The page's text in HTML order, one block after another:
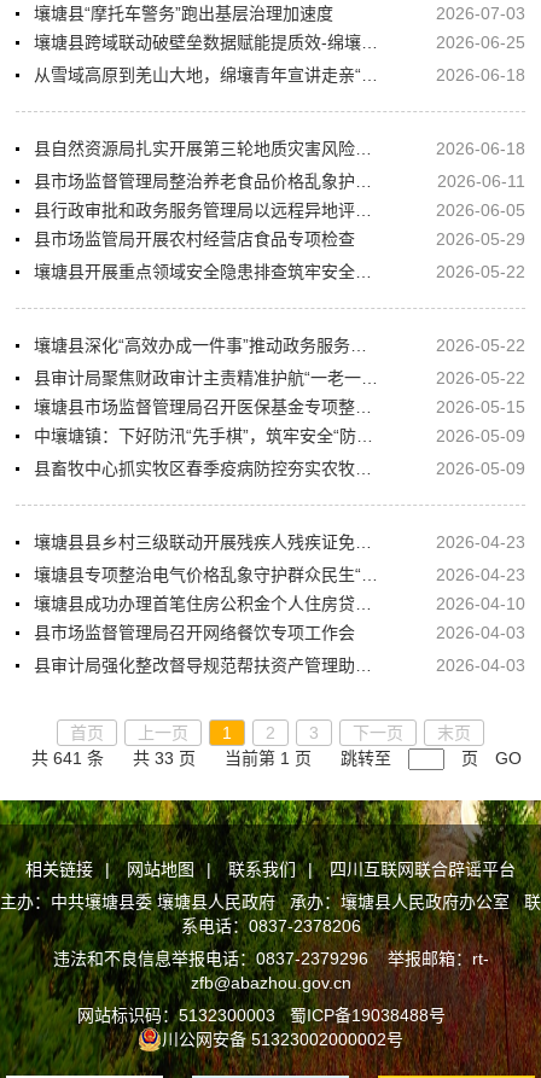
壤塘县“摩托车警务”跑出基层治理加速度
2026-07-03
2026-06-25
2026-06-18
2026-06-18
2026-06-11
2026-06-05
县市场监管局开展农村经营店食品专项检查
2026-05-29
2026-05-22
2026-05-22
2026-05-22
2026-05-15
2026-05-09
2026-05-09
2026-04-23
2026-04-23
2026-04-10
县市场监督管理局召开网络餐饮专项工作会
2026-04-03
2026-04-03
首页 上一页 1 2 3 下一页
末页
共 641 条
共 33 页 当前第 1 页 跳转至 页 GO
相关链接 | 网站地图 | 联系我们 |
四川互联网联合辟谣平台
主办：中共壤塘县委 壤塘县人民政府 承办：壤塘县人民政府办公室 联
系电话：0837-2378206
违法和不良信息举报电话：0837-2379296 举报邮箱：rt-
zfb@abazhou.gov.cn
网站标识码：5132300003蜀ICP备19038488号
川公网安备 51323002000002号